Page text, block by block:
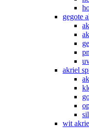
gegote
akriel
wit